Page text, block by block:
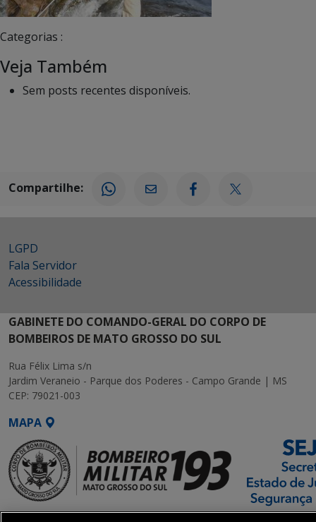
Categorias :
Veja Também
Sem posts recentes disponíveis.
Compartilhe:
LGPD
Fala Servidor
Acessibilidade
GABINETE DO COMANDO-GERAL DO CORPO DE
BOMBEIROS DE MATO GROSSO DO SUL
Rua Félix Lima s/n
Jardim Veraneio - Parque dos Poderes - Campo Grande | MS
CEP: 79021-003
MAPA